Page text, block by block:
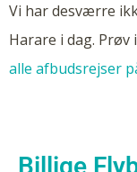
Vi har desværre
Harare i dag.
alle afbudsrejser